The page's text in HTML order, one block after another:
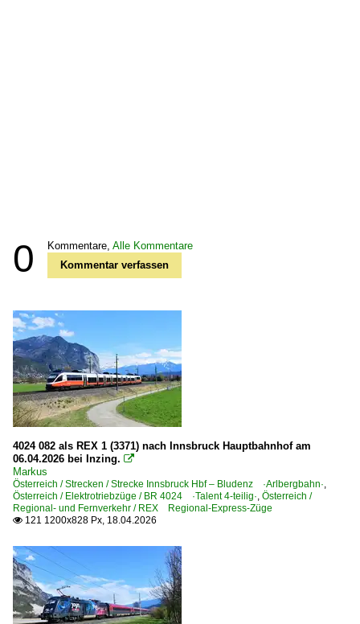
0 Kommentare, Alle Kommentare
Kommentar verfassen
4024 082 als REX 1 (3371) nach Innsbruck Hauptbahnhof am
06.04.2026 bei Inzing. 
Markus
Österreich / Strecken / Strecke Innsbruck Hbf – Bludenz ·Arlbergbahn·,
Österreich / Elektrotriebzüge / BR 4024 ·Talent 4-teilig·, Österreich /
Regional- und Fernverkehr / REX Regional-Express-Züge
 121 1200x828 Px, 18.04.2026